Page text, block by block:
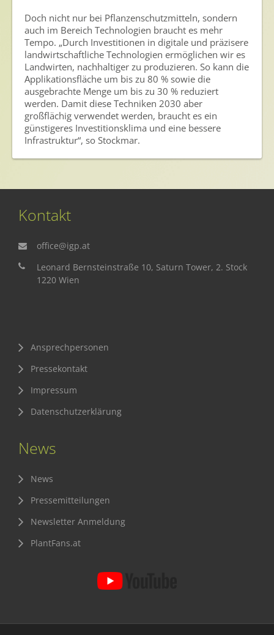
Publikationen
Newsletter
Archiv
Doch nicht nur bei Pflanzenschutzmitteln, sondern
auch im Bereich Technologien braucht es mehr
Tempo. „Durch Investitionen in digitale und präzisere
landwirtschaftliche Technologien ermöglichen wir es
Landwirten, nachhaltiger zu produzieren. So kann die
Applikationsfläche um bis zu 80 % sowie die
ausgebrachte Menge um bis zu 30 % reduziert
werden. Damit diese Techniken 2030 aber
großflächig verwendet werden, braucht es ein
günstigeres Investitionsklima und eine bessere
Infrastruktur“, so Stockmar.
Kontakt
office@igp.at
Leonard Bernsteinstraße 10, Saturn Tower, 2. Stock
1220 Wien
Ansprechpersonen
Pressekontakt
Impressum
Datenschutzerklärung
News
News
Pressemitteilungen
Newsletter Anmeldung
PlantFans.at